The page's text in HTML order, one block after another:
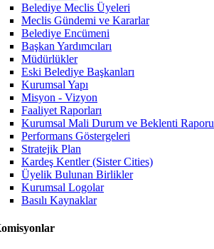
Belediye Meclis Üyeleri
Meclis Gündemi ve Kararlar
Belediye Encümeni
Başkan Yardımcıları
Müdürlükler
Eski Belediye Başkanları
Kurumsal Yapı
Misyon - Vizyon
Faaliyet Raporları
Kurumsal Mali Durum ve Beklenti Raporu
Performans Göstergeleri
Stratejik Plan
Kardeş Kentler (Sister Cities)
Üyelik Bulunan Birlikler
Kurumsal Logolar
Basılı Kaynaklar